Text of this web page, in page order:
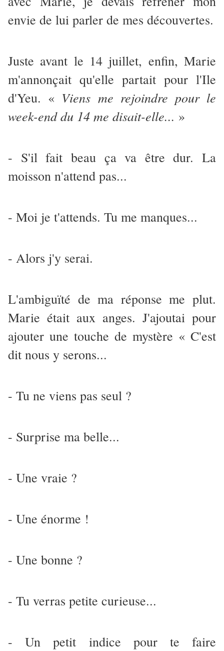
envie de lui parler de mes découvertes.
Juste avant le 14 juillet, enfin, Marie
m'annonçait qu'elle partait pour l'Ile
d'Yeu. « Viens me rejoindre pour le
week-end du 14 me disait-elle... »
- S'il fait beau ça va être dur. La
moisson n'attend pas...
- Moi je t'attends. Tu me manques...
- Alors j'y serai.
L'ambiguïté de ma réponse me plut.
Marie était aux anges. J'ajoutai pour
ajouter une touche de mystère « C'est
dit nous y serons...
- Tu ne viens pas seul ?
- Surprise ma belle...
- Une vraie ?
- Une énorme !
- Une bonne ?
- Tu verras petite curieuse...
- Un petit indice pour te faire